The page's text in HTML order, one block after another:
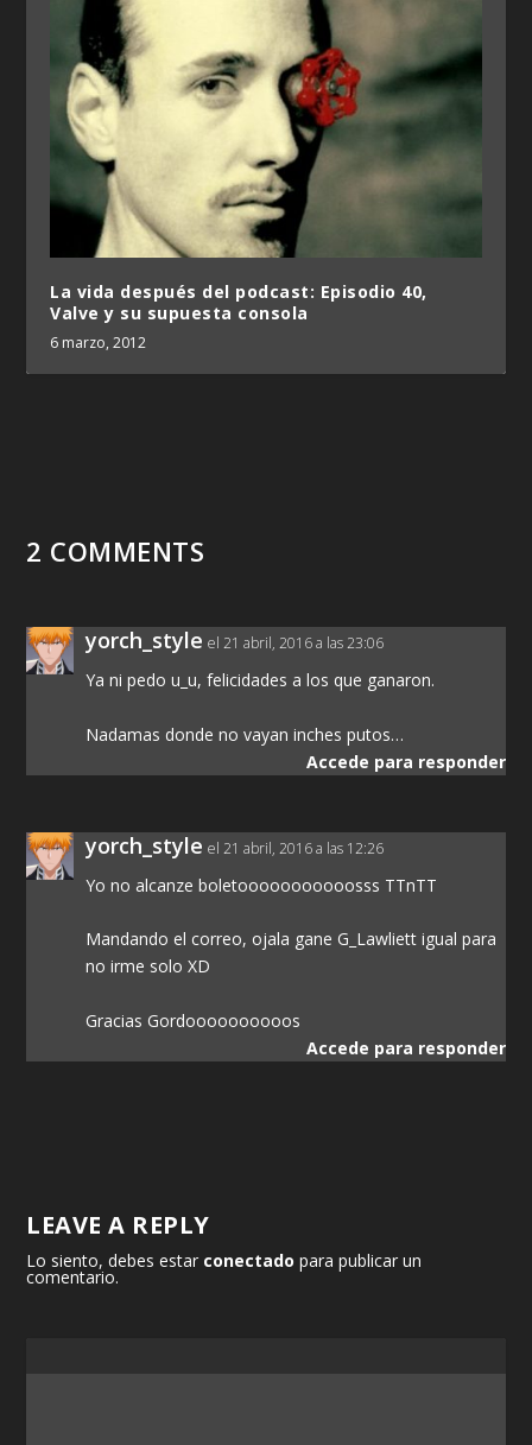
La vida después del podcast: Episodio 40,
Valve y su supuesta consola
6 marzo, 2012
2 COMMENTS
yorch_style el 21 abril, 2016 a las 23:06
Ya ni pedo u_u, felicidades a los que ganaron.
Nadamas donde no vayan inches putos…
Accede para responder
yorch_style el 21 abril, 2016 a las 12:26
Yo no alcanze boletooooooooooosss TTnTT
Mandando el correo, ojala gane G_Lawliett igual para
no irme solo XD
Gracias Gordoooooooooos
Accede para responder
LEAVE A REPLY
Lo siento, debes estar conectado para publicar un
comentario.